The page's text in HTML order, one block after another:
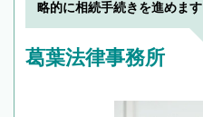
略的に相続手続きを進めます
葛葉法律事務所